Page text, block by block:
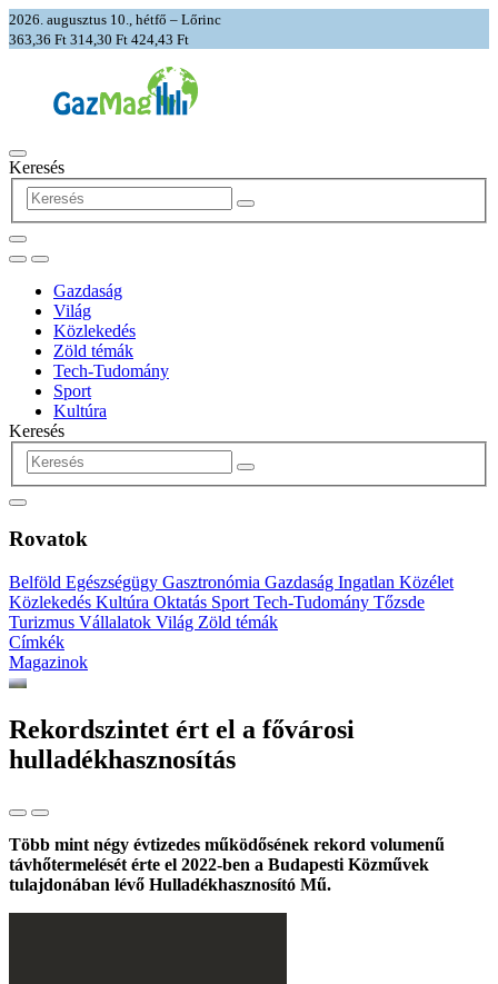
2026. augusztus 10., hétfő – Lőrinc
363,36 Ft 314,30 Ft 424,43 Ft
Keresés
Gazdaság
Világ
Közlekedés
Zöld témák
Tech-Tudomány
Sport
Kultúra
Keresés
Rovatok
Belföld Egészségügy Gasztronómia Gazdaság Ingatlan Közélet
Közlekedés Kultúra Oktatás Sport Tech-Tudomány Tőzsde
Turizmus Vállalatok Világ Zöld témák
Címkék
Magazinok
Rekordszintet ért el a fővárosi
hulladékhasznosítás
Több mint négy évtizedes működősének rekord volumenű
távhőtermelését érte el 2022-ben a Budapesti Közművek
tulajdonában lévő Hulladékhasznosító Mű.